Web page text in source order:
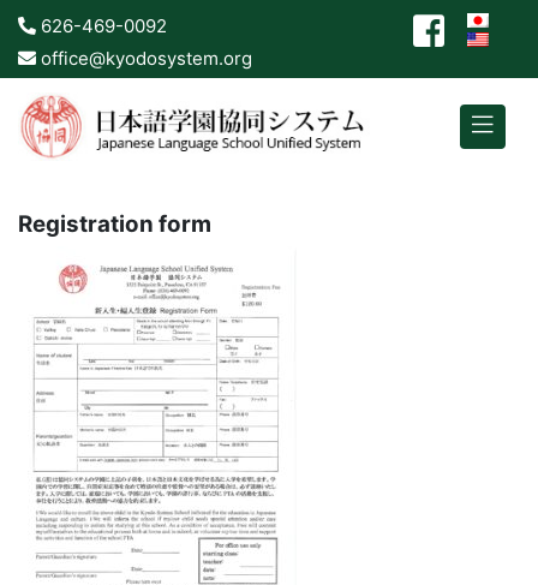
626-469-0092
office@kyodosystem.org
Registration form